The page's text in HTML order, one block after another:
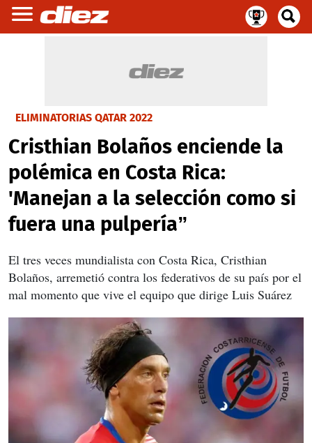
ELIMINATORIAS QATAR 2022
Cristhian Bolaños enciende la
polémica en Costa Rica:
'Manejan a la selección como si
fuera una pulpería”
El tres veces mundialista con Costa Rica, Cristhian
Bolaños, arremetió contra los federativos de su país por el
mal momento que vive el equipo que dirige Luis Suárez